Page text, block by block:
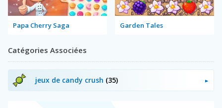
Papa Cherry Saga Garden Tales
Catégories Associées
jeux de candy crush (35)